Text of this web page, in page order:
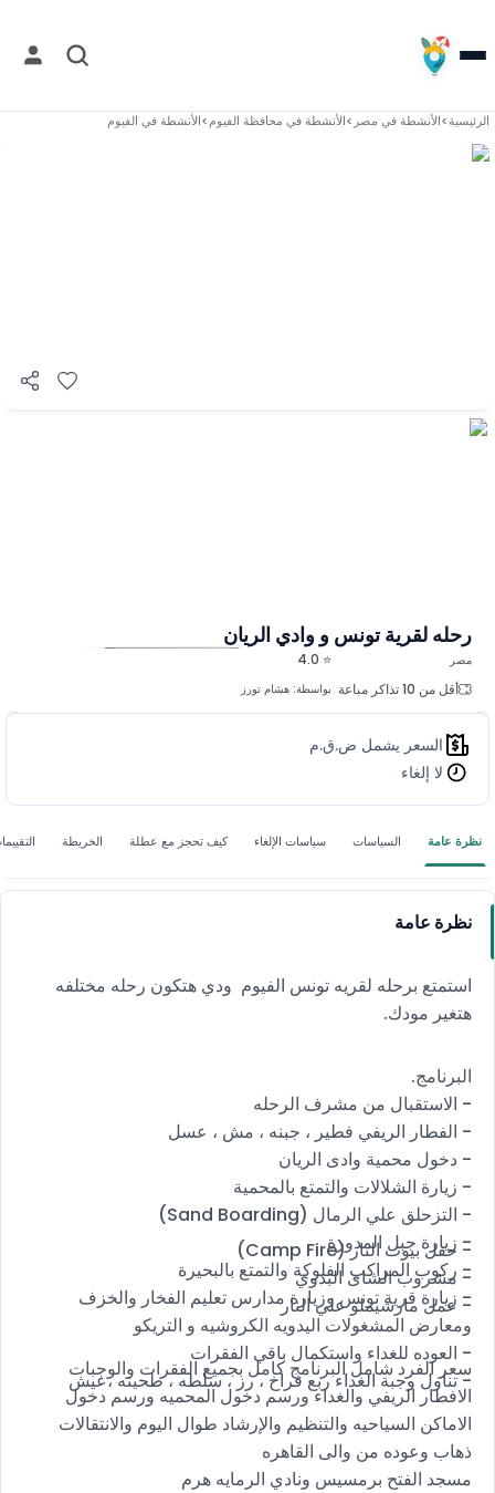
الرئيسية>الأنشطة في مصر >الأنشطة في محافظة الفيوم>الأنشطة في الفيوم
رحله لقرية تونس و وادي الريان
⭐ 4.0
أقل من 10 تذاكر مباعة
بواسطة: هشام تورز
مصر
السعر يشمل ض.ق.م
لا إلغاء
نظرة عامة السياسات سياسات الإلغاء كيف تحجز مع عطلة الخريطة
نظرة عامة
استمتع برحله لقريه تونس الفيوم ودي هتكون رحله مختلفه
هتغير مودك.
البرنامج.
- الاستقبال من مشرف الرحله
- الفطار الريفي فطير ، جبنه ، مش ، عسل
- دخول محمية وادى الريان
- زيارة الشلالات والتمتع بالمحمية
- التزحلق علي الرمال (Sand Boarding)
- زيارة جبل المدورة
- ركوب المراكب الفلوكة والتمتع بالبحيرة
- زيارة قرية تونس وزيارة مدارس تعليم الفخار والخزف
ومعارض المشغولات اليدويه الكروشيه و التريكو
- العوده للغداء واستكمال باقي الفقرات
- تناول وجبة الغداء ربع فراخ ، رز ، سلطه ، طحينه ،عيش
- حفل بيوت النار (Camp Fire)
- مشروب الشاى البدوي
- عمل مارشيملو علي النار
سعر الفرد شامل البرنامج كامل بجميع الفقرات والوجبات
الافطار الريفي والغداء ورسم دخول المحميه ورسم دخول
الاماكن السياحيه والتنظيم والإرشاد طوال اليوم والانتقالات
ذهاب وعوده من والى القاهره
مسجد الفتح برمسيس ونادي الرمايه هرم